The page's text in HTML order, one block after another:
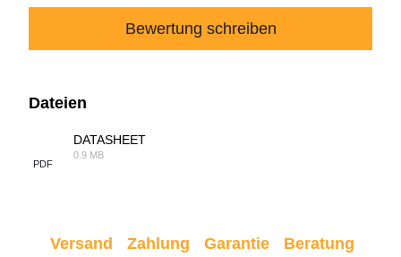
Bewertung schreiben
Dateien
PDF
DATASHEET
0.9 MB
Versand Zahlung Garantie Beratung